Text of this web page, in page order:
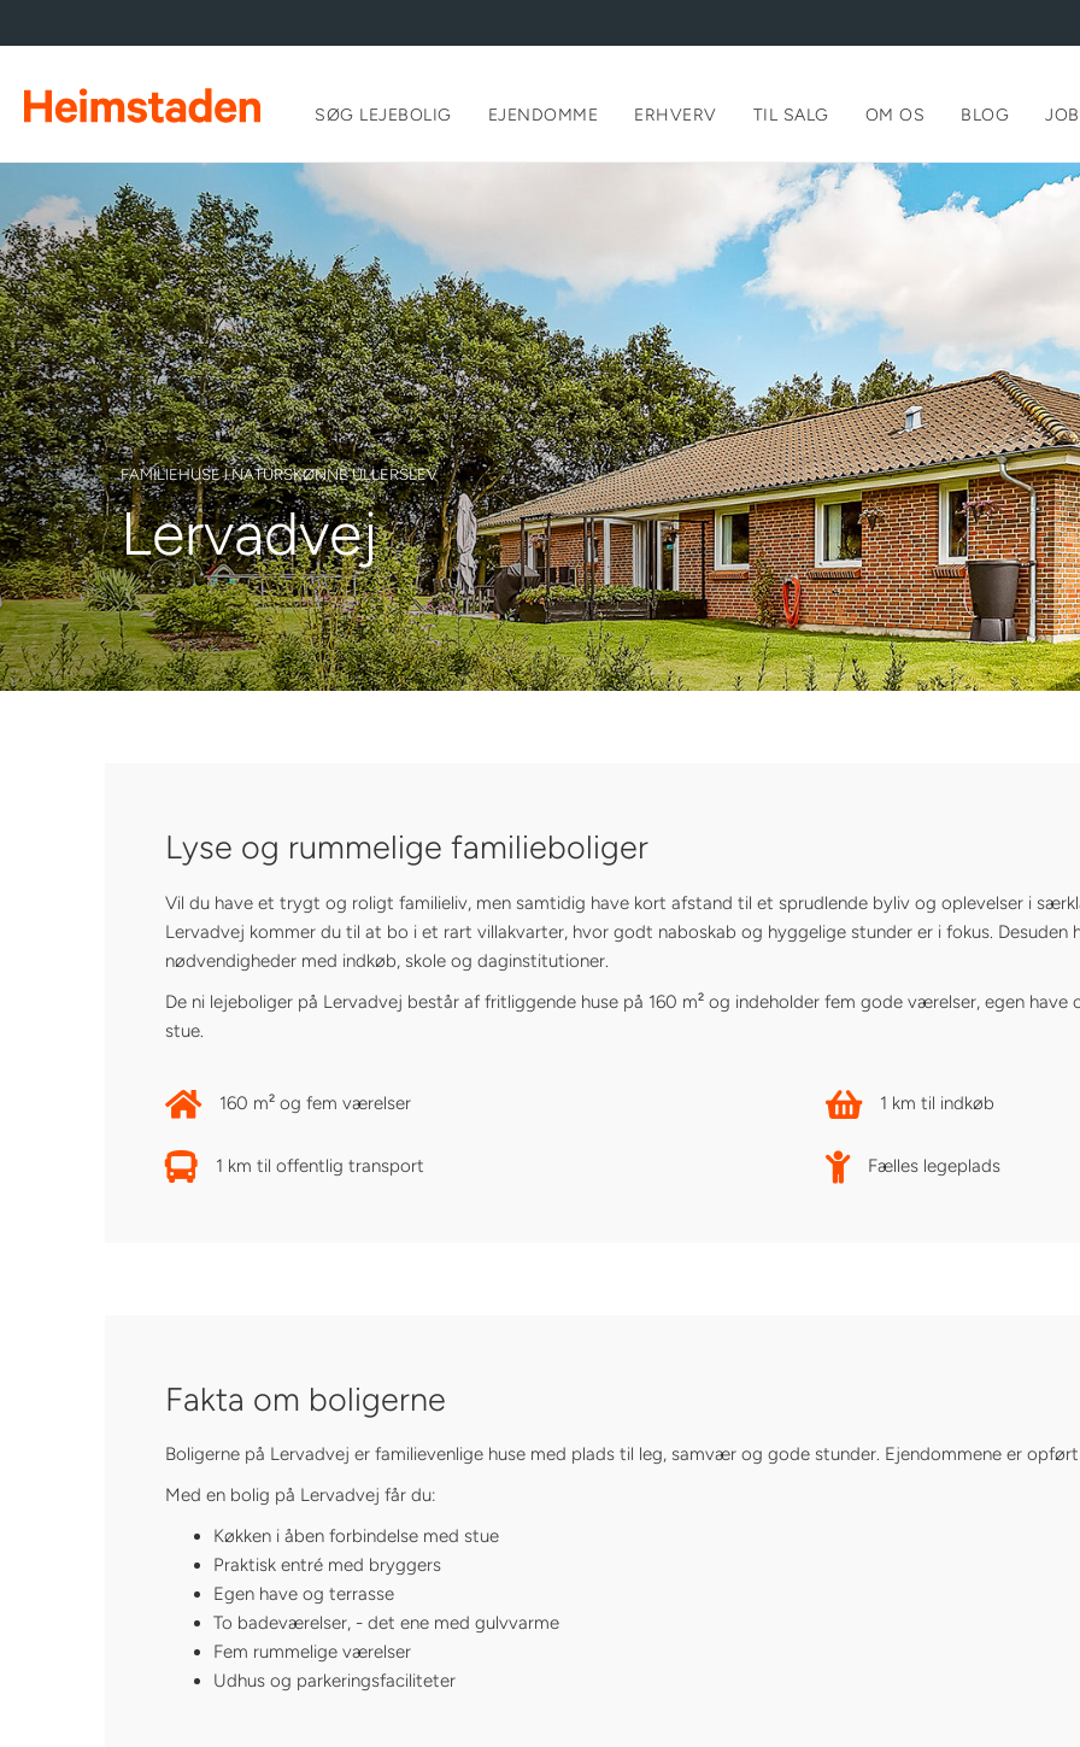
SØG LEJEBOLIG EJENDOMME ERHVERV TIL SALG OM OS BLOG JOB
FAMILIEHUSE I NATURSKØNNE ULLERSLEV
Lervadvej
Lyse og rummelige familieboliger
Vil du have et trygt og roligt familieliv, men samtidig have kort afstand til et sprudlende byliv og oplevelser i
Lervadvej kommer du til at bo i et rart villakvarter, hvor godt naboskab og hyggelige stunder er i fokus. Desuden
nødvendigheder med indkøb, skole og daginstitutioner.
De ni lejeboliger på Lervadvej består af fritliggende huse på 160 m² og indeholder fem gode værelser, egen
stue.
160 m² og fem værelser 1 km til indkøb
1 km til offentlig transport Fælles legeplads
Fakta om boligerne
Boligerne på Lervadvej er familievenlige huse med plads til leg, samvær og gode stunder. Ejendommene er
Med en bolig på Lervadvej får du:
Køkken i åben forbindelse med stue
Praktisk entré med bryggers
Egen have og terrasse
To badeværelser, - det ene med gulvvarme
Fem rummelige værelser
Udhus og parkeringsfaciliteter